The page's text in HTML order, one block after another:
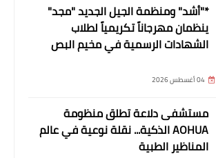
*"أشد" ومنظمة الجيل الجديد "مجد"
ينظمان مهرجاناً تكريمياً لطلاب
الشهادات الرسمية في مخيم البص
04 أغسطس 2026
مستشفى دلاعة تطلق منظومة
AOHUA الذكية... نقلة نوعية في عالم
المناظير الطبية